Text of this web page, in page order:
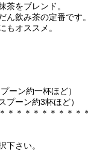
茶をブレンド。
ん飲み茶の定番です
もオススメ。
ン約一杯ほど）
ン約3杯ほど）
＊＊＊＊＊＊＊＊＊
さい。